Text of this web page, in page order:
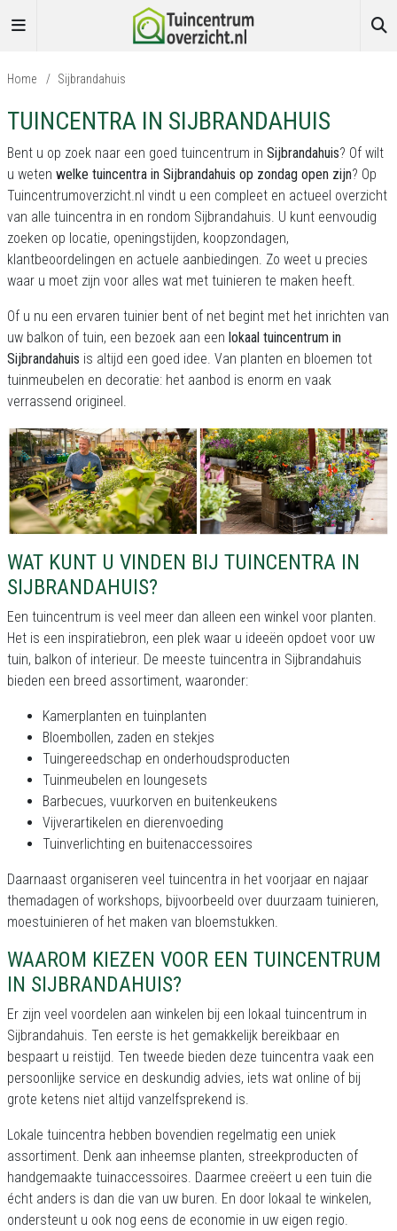
Home / Sijbrandahuis
TUINCENTRA IN SIJBRANDAHUIS
Bent u op zoek naar een goed tuincentrum in Sijbrandahuis? Of wilt
u weten welke tuincentra in Sijbrandahuis op zondag open zijn? Op
Tuincentrumoverzicht.nl vindt u een compleet en actueel overzicht
van alle tuincentra in en rondom Sijbrandahuis. U kunt eenvoudig
zoeken op locatie, openingstijden, koopzondagen,
klantbeoordelingen en actuele aanbiedingen. Zo weet u precies
waar u moet zijn voor alles wat met tuinieren te maken heeft.
Of u nu een ervaren tuinier bent of net begint met het inrichten van
uw balkon of tuin, een bezoek aan een lokaal tuincentrum in
Sijbrandahuis is altijd een goed idee. Van planten en bloemen tot
tuinmeubelen en decoratie: het aanbod is enorm en vaak
verrassend origineel.
WAT KUNT U VINDEN BIJ TUINCENTRA IN
SIJBRANDAHUIS?
Een tuincentrum is veel meer dan alleen een winkel voor planten.
Het is een inspiratiebron, een plek waar u ideeën opdoet voor uw
tuin, balkon of interieur. De meeste tuincentra in Sijbrandahuis
bieden een breed assortiment, waaronder:
Kamerplanten en tuinplanten
Bloembollen, zaden en stekjes
Tuingereedschap en onderhoudsproducten
Tuinmeubelen en loungesets
Barbecues, vuurkorven en buitenkeukens
Vijverartikelen en dierenvoeding
Tuinverlichting en buitenaccessoires
Daarnaast organiseren veel tuincentra in het voorjaar en najaar
themadagen of workshops, bijvoorbeeld over duurzaam tuinieren,
moestuinieren of het maken van bloemstukken.
WAAROM KIEZEN VOOR EEN TUINCENTRUM
IN SIJBRANDAHUIS?
Er zijn veel voordelen aan winkelen bij een lokaal tuincentrum in
Sijbrandahuis. Ten eerste is het gemakkelijk bereikbaar en
bespaart u reistijd. Ten tweede bieden deze tuincentra vaak een
persoonlijke service en deskundig advies, iets wat online of bij
grote ketens niet altijd vanzelfsprekend is.
Lokale tuincentra hebben bovendien regelmatig een uniek
assortiment. Denk aan inheemse planten, streekproducten of
handgemaakte tuinaccessoires. Daarmee creëert u een tuin die
écht anders is dan die van uw buren. En door lokaal te winkelen,
ondersteunt u ook nog eens de economie in uw eigen regio.